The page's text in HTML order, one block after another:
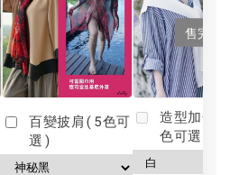
百變披肩(5色可
選)
售完
造型加分
色可選)